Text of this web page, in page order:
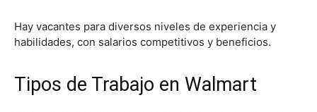
Hay vacantes para diversos niveles de experiencia y
habilidades, con salarios competitivos y beneficios.
Tipos de Trabajo en Walmart